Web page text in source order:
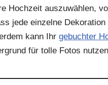
Hochzeit auszuwählen,
jede einzelne
kann Ihr gebuchter
für tolle Fotos